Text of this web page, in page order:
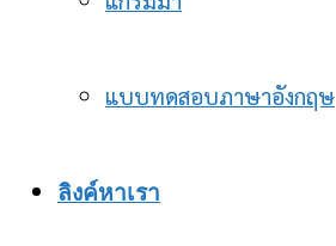
แบบทดสอบภาษาอังกฤษ
ลิงค์หาเรา